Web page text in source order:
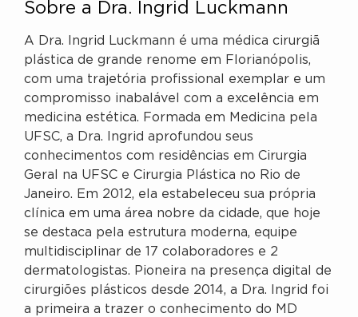
Sobre a Dra. Ingrid Luckmann
A Dra. Ingrid Luckmann é uma médica cirurgiã
plástica de grande renome em Florianópolis,
com uma trajetória profissional exemplar e um
compromisso inabalável com a excelência em
medicina estética. Formada em Medicina pela
UFSC, a Dra. Ingrid aprofundou seus
conhecimentos com residências em Cirurgia
Geral na UFSC e Cirurgia Plástica no Rio de
Janeiro. Em 2012, ela estabeleceu sua própria
clínica em uma área nobre da cidade, que hoje
se destaca pela estrutura moderna, equipe
multidisciplinar de 17 colaboradores e 2
dermatologistas. Pioneira na presença digital de
cirurgiões plásticos desde 2014, a Dra. Ingrid foi
a primeira a trazer o conhecimento do MD